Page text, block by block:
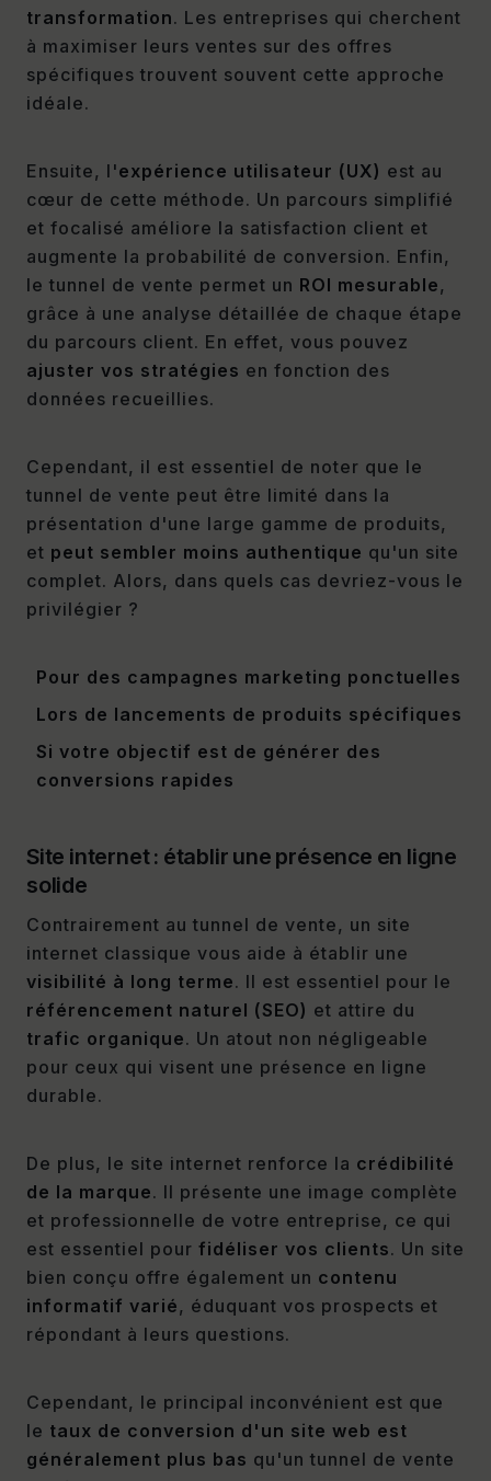
transformation. Les entreprises qui cherchent
à maximiser leurs ventes sur des offres
spécifiques trouvent souvent cette approche
idéale.
Ensuite, l'expérience utilisateur (UX) est au
cœur de cette méthode. Un parcours simplifié
et focalisé améliore la satisfaction client et
augmente la probabilité de conversion. Enfin,
le tunnel de vente permet un ROI mesurable,
grâce à une analyse détaillée de chaque étape
du parcours client. En effet, vous pouvez
ajuster vos stratégies en fonction des
données recueillies.
Cependant, il est essentiel de noter que le
tunnel de vente peut être limité dans la
présentation d'une large gamme de produits,
et peut sembler moins authentique qu'un site
complet. Alors, dans quels cas devriez-vous le
privilégier ?
Pour des campagnes marketing ponctuelles
Lors de lancements de produits spécifiques
Si votre objectif est de générer des
conversions rapides
Site internet : établir une présence en ligne
solide
Contrairement au tunnel de vente, un site
internet classique vous aide à établir une
visibilité à long terme. Il est essentiel pour le
référencement naturel (SEO) et attire du
trafic organique. Un atout non négligeable
pour ceux qui visent une présence en ligne
durable.
De plus, le site internet renforce la crédibilité
de la marque. Il présente une image complète
et professionnelle de votre entreprise, ce qui
est essentiel pour fidéliser vos clients. Un site
bien conçu offre également un contenu
informatif varié, éduquant vos prospects et
répondant à leurs questions.
Cependant, le principal inconvénient est que
le taux de conversion d'un site web est
généralement plus bas qu'un tunnel de vente